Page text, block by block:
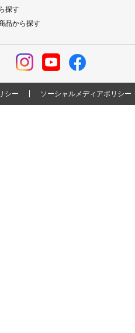
探す
品から探す
シー ソーシャルメディアポリシー